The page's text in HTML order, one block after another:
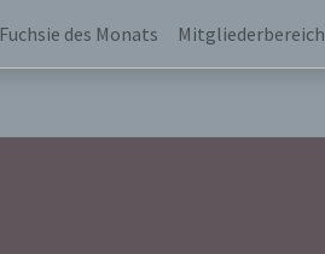
Fuchsie des Monats Mitgliederbereich